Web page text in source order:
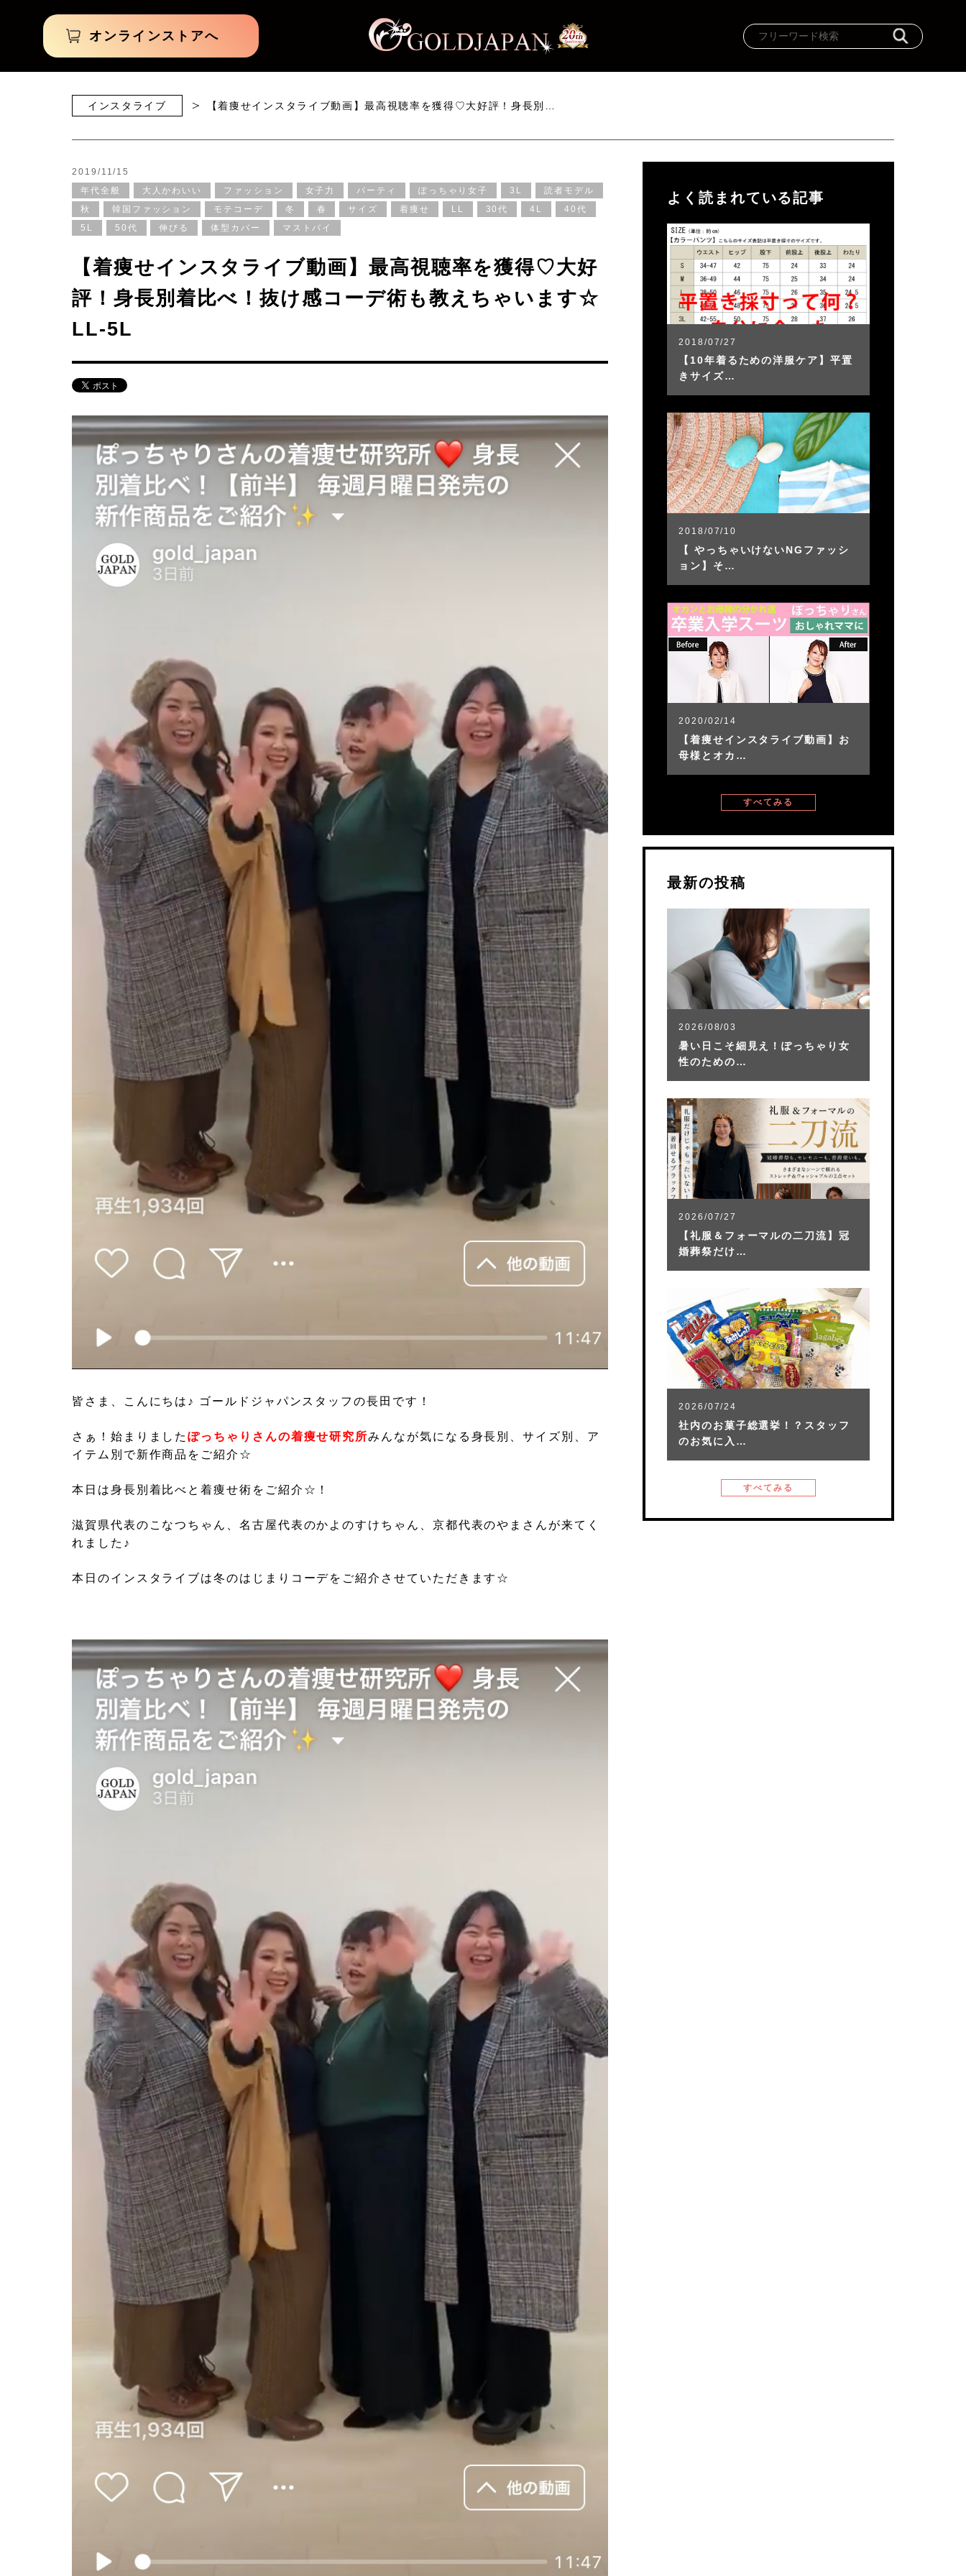
オンラインストアへ
インスタライブ 【着痩せインスタライブ動画】最高視聴率を獲得♡大好評！身長別…
2019/11/15
年代全般
大人かわいい ファッション 女子力 パーティ ぽっちゃり女子 3L
読者モデル
秋
韓国ファッション モテコーデ 冬 春 サイズ 着痩せ LL 30代 4L
40代
5L
50代 伸びる 体型カバー マストバイ
【着痩せインスタライブ動画】最高視聴率を獲得♡大好
評！身長別着比べ！抜け感コーデ術も教えちゃいます☆
LL-5L
皆さま、こんにちは♪ ゴールドジャパンスタッフの長田です！
さぁ！始まりましたぽっちゃりさんの着痩せ研究所みんなが気になる身長別、サイズ別、ア
イテム別で新作商品をご紹介☆
本日は身長別着比べと着痩せ術をご紹介☆！
滋賀県代表のこなつちゃん、名古屋代表のかよのすけちゃん、京都代表のやまさんが来てく
れました♪
本日のインスタライブは冬のはじまりコーデをご紹介させていただきます☆
よく読まれている記事
2018/07/27
【10年着るための洋服ケア】平置
きサイズ…
2018/07/10
【 やっちゃいけないNGファッシ
ョン】そ…
2020/02/14
【着痩せインスタライブ動画】お
母様とオカ…
すべてみる
最新の投稿
2026/08/03
暑い日こそ細見え！ぽっちゃり女
性のための…
2026/07/27
【礼服＆フォーマルの二刀流】冠
婚葬祭だけ…
2026/07/24
社内のお菓子総選挙！？スタッフ
のお気に入…
すべてみる